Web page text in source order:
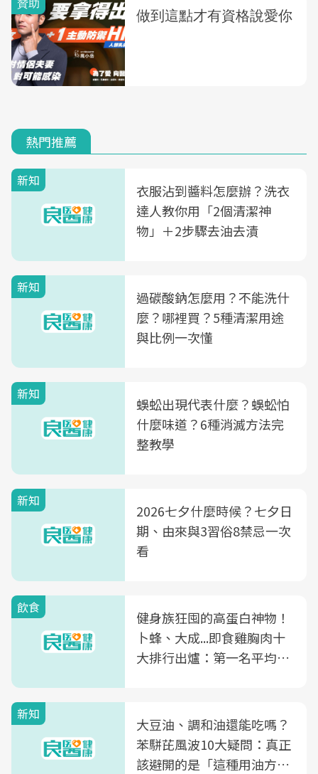
熱門推薦
新知
衣服沾到醬料怎麼辦？洗衣
達人教你用「2個清潔神
物」＋2步驟去油去漬
新知
過碳酸鈉怎麼用？不能洗什
麼？哪裡買？5種清潔用途
與比例一次懂
新知
蜈蚣出現代表什麼？蜈蚣怕
什麼味道？6種消滅方法完
整教學
新知
2026七夕什麼時候？七夕日
期、由來與3習俗8禁忌一次
看
飲食
健身族狂囤的高蛋白神物！
卜蜂、大成...即食雞胸肉十
大排行出爐：第一名平均一
新知
大豆油、調和油還能吃嗎？
苯駢芘風波10大疑問：真正
該避開的是「這種用油方